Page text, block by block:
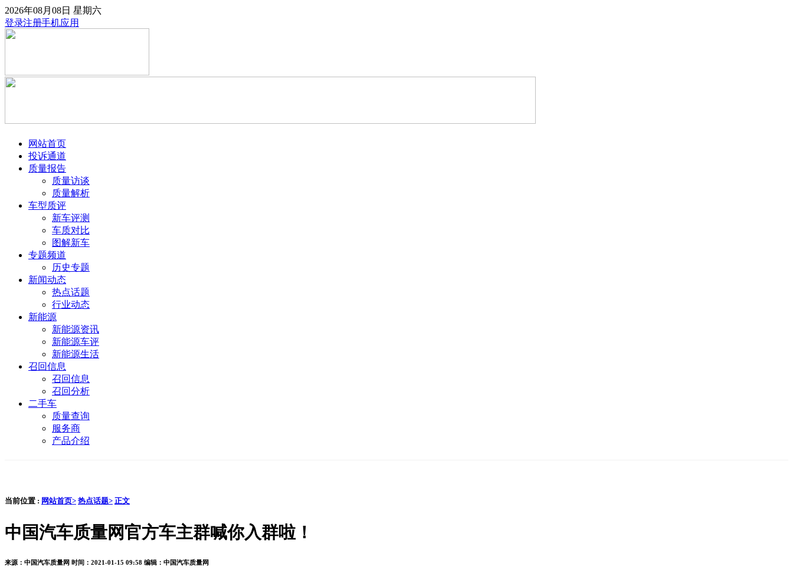
2026年08月08日 星期六
登录注册手机应用
网站首页
投诉通道
质量报告
质量访谈
质量解析
车型质评
新车评测
车质对比
图解新车
专题频道
历史专题
新闻动态
热点话题
行业动态
新能源
新能源资讯
新能源车评
新能源生活
召回信息
召回信息
召回分析
二手车
质量查询
服务商
产品介绍
当前位置 : 网站首页> 热点话题> 正文
中国汽车质量网官方车主群喊你入群啦！
来源：中国汽车质量网 时间：2021-01-15 09:58 编辑：中国汽车质量网